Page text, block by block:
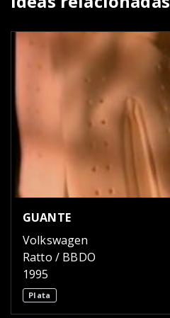
GUANTE
Volkswagen
Ratto / BBDO
1995
Plata